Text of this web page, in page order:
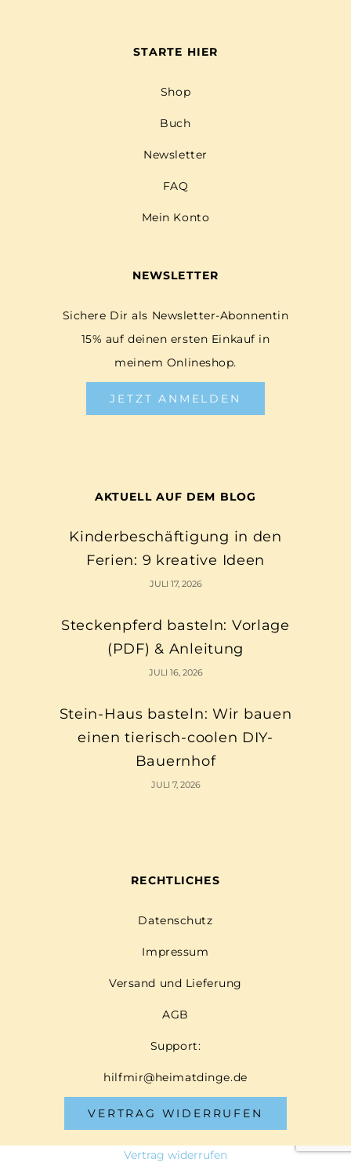
STARTE HIER
Shop
Buch
Newsletter
FAQ
Mein Konto
NEWSLETTER
Sichere Dir als Newsletter-Abonnentin
15% auf deinen ersten Einkauf in
meinem Onlineshop.
JETZT ANMELDEN
AKTUELL AUF DEM BLOG
Kinderbeschäftigung in den
Ferien: 9 kreative Ideen
JULI 17, 2026
Steckenpferd basteln: Vorlage
(PDF) & Anleitung
JULI 16, 2026
Stein-Haus basteln: Wir bauen
einen tierisch-coolen DIY-
Bauernhof
JULI 7, 2026
RECHTLICHES
Datenschutz
Impressum
Versand und Lieferung
AGB
Support:
hilfmir@heimatdinge.de
VERTRAG WIDERRUFEN
Vertrag widerrufen